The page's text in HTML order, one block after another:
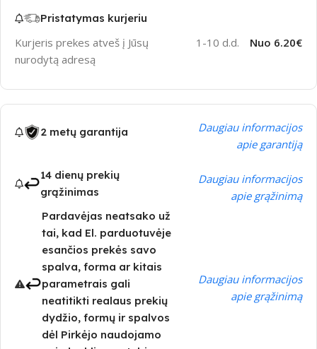
Pristatymas kurjeriu
Kurjeris prekes atveš į Jūsų
nurodytą adresą
1-10 d.d. Nuo 6.20€
2 metų garantija
Daugiau informacijos
apie garantiją
14 dienų prekių
grąžinimas
Daugiau informacijos
apie grąžinimą
Pardavėjas neatsako už
tai, kad El. parduotuvėje
esančios prekės savo
spalva, forma ar kitais
parametrais gali
neatitikti realaus prekių
dydžio, formų ir spalvos
dėl Pirkėjo naudojamo
Daugiau informacijos
apie grąžinimą